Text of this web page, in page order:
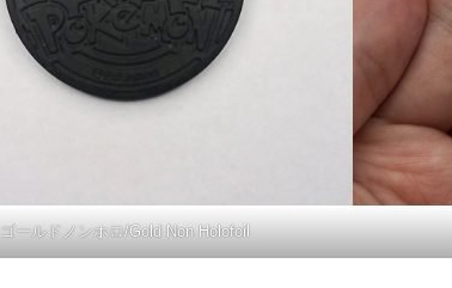
ゴールドノンホロ/Gold Non Holofoil